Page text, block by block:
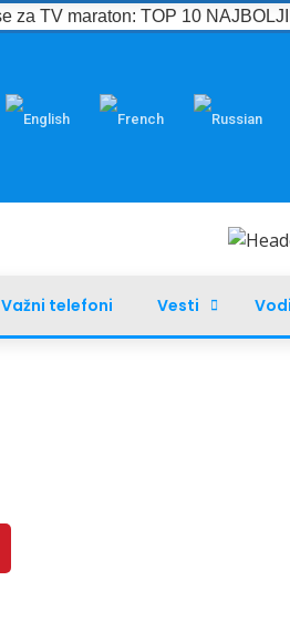
za TV maraton: TOP 10
Važni telefoni Vesti